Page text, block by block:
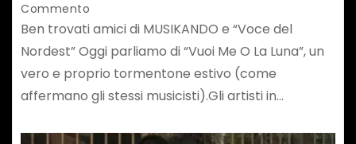
Commento
Ben trovati amici di MUSIKANDO e “Voce del
Nordest” Oggi parliamo di “Vuoi Me O La Luna”, un
vero e proprio tormentone estivo (come
affermano gli stessi musicisti).Gli artisti in…